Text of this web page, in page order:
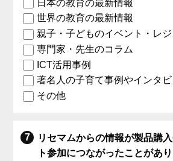
日本の教育の最新情報
世界の教育の最新情報
親子・子どものイベント・レ
専門家・先生のコラム
ICT活用事例
著名人の子育て事例やインタ
その他
リセマムからの情報が製品購
ト参加につながったことがあり